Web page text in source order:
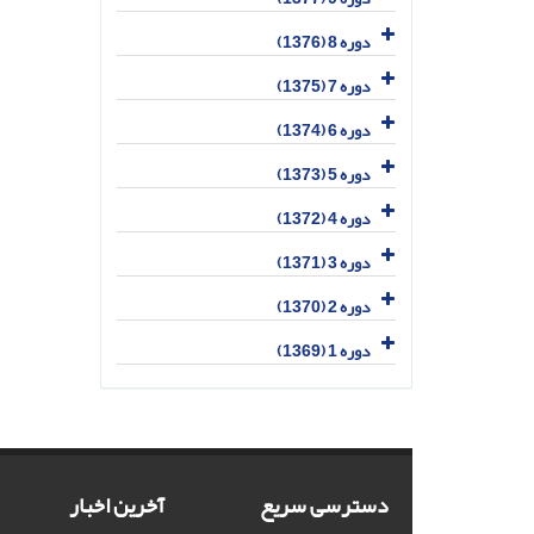
دوره 8 (1376)
دوره 7 (1375)
دوره 6 (1374)
دوره 5 (1373)
دوره 4 (1372)
دوره 3 (1371)
دوره 2 (1370)
دوره 1 (1369)
دسترسی سریع آخرین اخبار